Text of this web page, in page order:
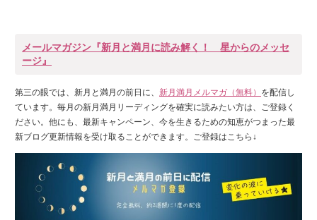
メールマガジン『新月と満月に読み解く！ 星からのメッセ
ージ』
第三の眼では、新月と満月の前日に、 新月満月メルマガ（無料） を配信し
ています。毎月の新月満月リーディングを確実に読みたい方は、ご登録く
ださい。他にも、最新キャンペーン、今を生きるための知恵がつまった最
新ブログ更新情報を受け取ることができます。ご登録はこちら↓